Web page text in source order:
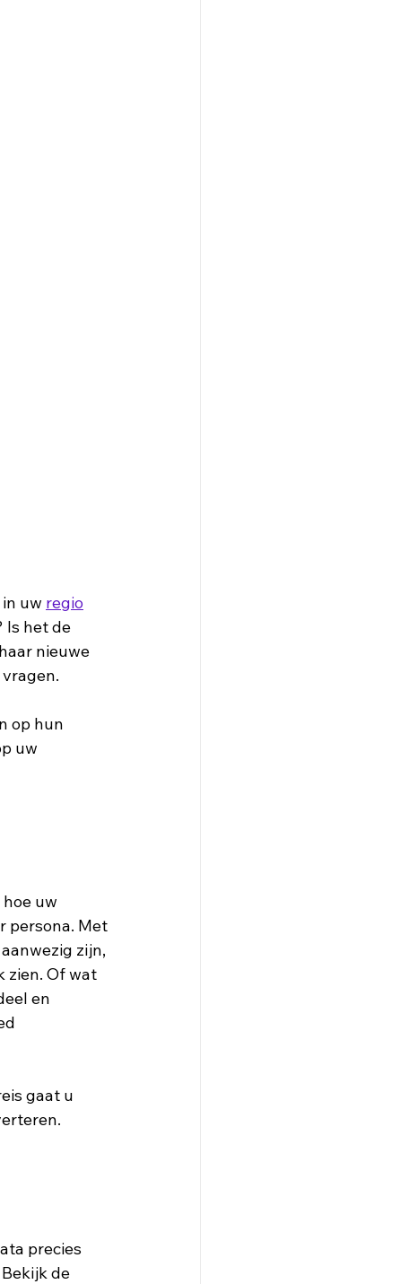
uw regio
Is het de
nieuwe
op hun
uw
uw
persona. Met
zijn,
zien. Of wat
en
gaat u
precies
de